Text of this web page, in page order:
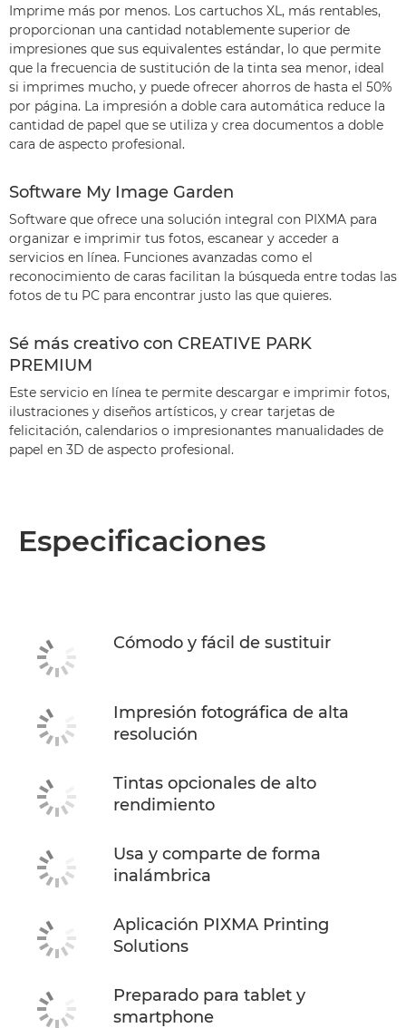
Imprime más por menos. Los cartuchos XL, más rentables,
proporcionan una cantidad notablemente superior de
impresiones que sus equivalentes estándar, lo que permite
que la frecuencia de sustitución de la tinta sea menor, ideal
si imprimes mucho, y puede ofrecer ahorros de hasta el 50%
por página. La impresión a doble cara automática reduce la
cantidad de papel que se utiliza y crea documentos a doble
cara de aspecto profesional.
Software My Image Garden
Software que ofrece una solución integral con PIXMA para
organizar e imprimir tus fotos, escanear y acceder a
servicios en línea. Funciones avanzadas como el
reconocimiento de caras facilitan la búsqueda entre todas las
fotos de tu PC para encontrar justo las que quieres.
Sé más creativo con CREATIVE PARK
PREMIUM
Este servicio en línea te permite descargar e imprimir fotos,
ilustraciones y diseños artísticos, y crear tarjetas de
felicitación, calendarios o impresionantes manualidades de
papel en 3D de aspecto profesional.
Especificaciones
Cómodo y fácil de sustituir
Impresión fotográfica de alta
resolución
Tintas opcionales de alto
rendimiento
Usa y comparte de forma
inalámbrica
Aplicación PIXMA Printing
Solutions
Preparado para tablet y
smartphone